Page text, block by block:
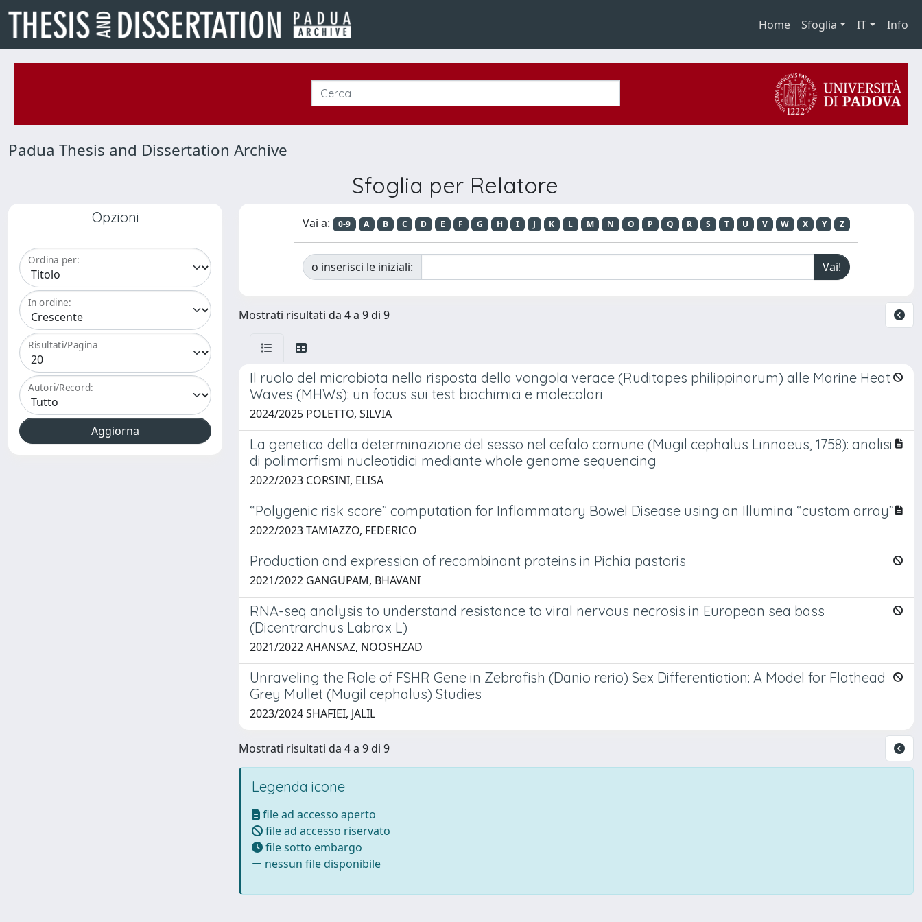
Home Sfoglia IT Info
Padua Thesis and Dissertation Archive
Sfoglia per Relatore
Opzioni
Ordina per:
In ordine:
Risultati/Pagina
Autori/Record:
Vai a: 0-9 A B C D E F G H I J K L M N O P Q R S T U V W X Y Z
o inserisci le iniziali:
Mostrati risultati da 4 a 9 di 9
Il ruolo del microbiota nella risposta della vongola verace (Ruditapes philippinarum) alle Marine Heat
Waves (MHWs): un focus sui test biochimici e molecolari
2024/2025 POLETTO, SILVIA
La genetica della determinazione del sesso nel cefalo comune (Mugil cephalus Linnaeus, 1758): analisi
di polimorfismi nucleotidici mediante whole genome sequencing
2022/2023 CORSINI, ELISA
“Polygenic risk score” computation for Inflammatory Bowel Disease using an Illumina “custom array”
2022/2023 TAMIAZZO, FEDERICO
Production and expression of recombinant proteins in Pichia pastoris
2021/2022 GANGUPAM, BHAVANI
RNA-seq analysis to understand resistance to viral nervous necrosis in European sea bass
(Dicentrarchus Labrax L)
2021/2022 AHANSAZ, NOOSHZAD
Unraveling the Role of FSHR Gene in Zebrafish (Danio rerio) Sex Differentiation: A Model for Flathead
Grey Mullet (Mugil cephalus) Studies
2023/2024 SHAFIEI, JALIL
Mostrati risultati da 4 a 9 di 9
Legenda icone
file ad accesso aperto
file ad accesso riservato
file sotto embargo
nessun file disponibile